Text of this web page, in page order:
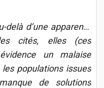
delà d’une apparente
cités, elles (ces
un malaise
populations issues
de solutions